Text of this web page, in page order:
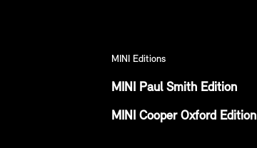
MINI Editions
MINI Paul Smith Edition
MINI Cooper Oxford Edition